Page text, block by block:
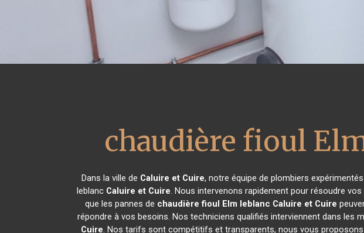
chaudière fioul
Dans la ville de Caluire et Cuire, notre équipe de plombiers
leblanc Caluire et Cuire. Nous intervenons rapidement pour résoudre
que les pannes de chaudière fioul Elm leblanc Caluire et Cuire
répondre à vos besoins. Nos techniciens qualifiés interviennent dans les
Cuire. Nos tarifs sont compétitifs et transparents, nous vous